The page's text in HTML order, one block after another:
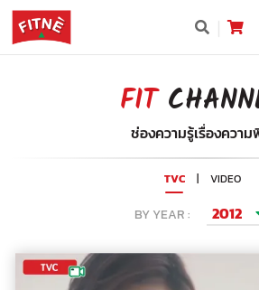
FIT
ช่องความรู้เรื่องควา
TVC | VIDEO
BY YEAR : 2012